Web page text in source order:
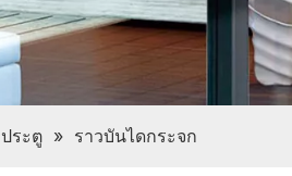
ประตู » ราวบันไดกระจก